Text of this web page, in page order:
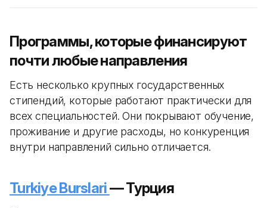
Программы, которые финансируют
почти любые направления
Есть несколько крупных государственных
стипендий, которые работают практически для
всех специальностей. Они покрывают обучение,
проживание и другие расходы, но конкуренция
внутри направлений сильно отличается.
Turkiye Burslari— Турция